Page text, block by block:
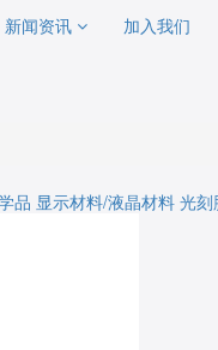
新闻资讯 加入我们
品 显示材料/液晶材料 光刻